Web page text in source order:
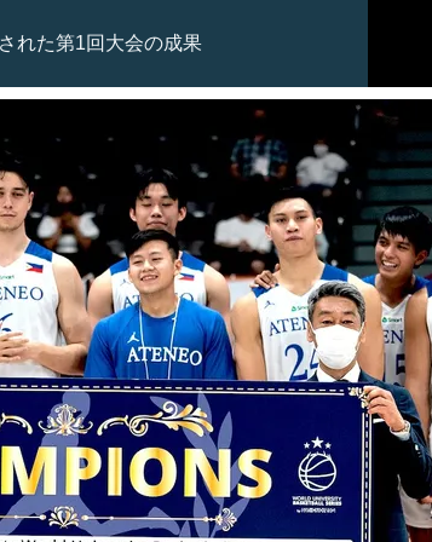
れた第1回大会の成果